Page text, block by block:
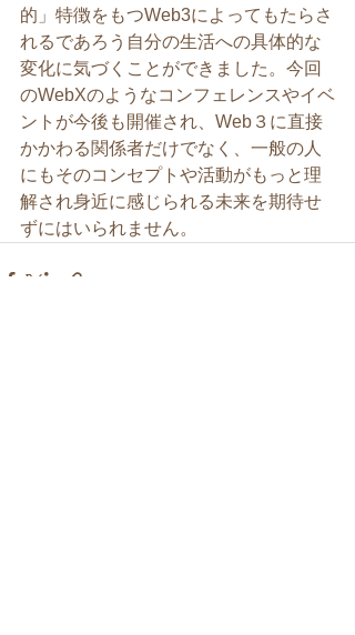
的」特徴をもつWeb3によってもたらさ
れるであろう自分の生活への具体的な
変化に気づくことができました。今回
のWebXのようなコンフェレンスやイベ
ントが今後も開催され、Web３に直接
かかわる関係者だけでなく、一般の人
にもそのコンセプトや活動がもっと理
解され身近に感じられる未来を期待せ
ずにはいられません。